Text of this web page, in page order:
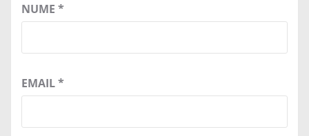
NUME *
EMAIL*